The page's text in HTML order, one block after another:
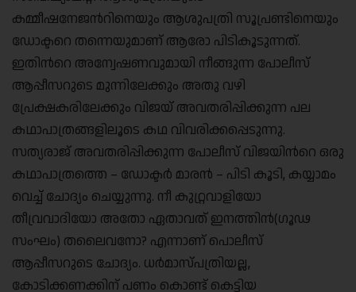
കമ്മീഷനേജന്‍റിനെയും ആശുപത്രി സൂപ്രണ്ടിനെയും
ഡോക്ടറെ തന്നെയുമാണ് ആരോ പിടികൂടുന്നത്.
ഇതിന്‍റെ അന്വേഷണവുമായി നീങ്ങുന്ന പോലീസ്
ആപ്പീസറുടെ മുന്നിലേക്കും അതു വഴി
പ്രേക്ഷകരിലേക്കും വിജയ് അവതരിപ്പിക്കുന്ന പല
കഥാപാത്രങ്ങളിലൂടെ കഥ വിവരിക്കപ്പെടുന്നു.
സത്യരാജ് അവതരിപ്പിക്കുന്ന പോലീസ് വിജയിന്‍റെ ഒരു
കഥാപാത്രത്തെ – ഡോക്ടര്‍ മാരന്‍ – പിടി കൂടി, കയ്യാമം
വെച്ച് ചോദ്യം ചെയ്യുന്നു. നീ കുറ്റ്രവാളിയോ
തീവ്രവാദിയോ അതോ ഏതാവത് ഇനത്തിന്‍(ഗൂഢ
സംഘം) തലൈവനോ? എന്നാണ് പൊലീസ്
ആപ്പീസറുടെ ചോദ്യം. ധര്‍മാസ്പത്രിയല്ല,
കോടിക്കണക്കിന് പണം കൊണ്ട് കെട്ടിയ